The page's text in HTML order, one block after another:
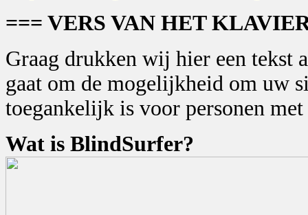
=== VERS VAN HET
Graag drukken wij hier een
gaat om de mogelijkheid om uw
toegankelijk is voor personen met
Wat is BlindSurfer?